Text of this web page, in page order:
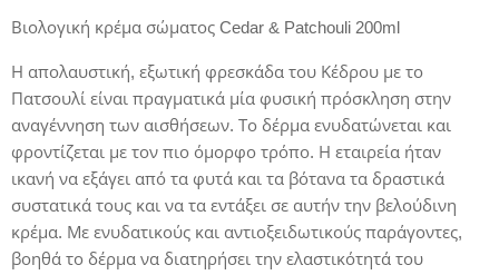
Βιολογική κρέμα σώματος Cedar & Patchouli 200ml
Η απολαυστική, εξωτική φρεσκάδα του Κέδρου με το
Πατσουλί είναι πραγματικά μία φυσική πρόσκληση στην
αναγέννηση των αισθήσεων. Το δέρμα ενυδατώνεται και
φροντίζεται με τον πιο όμορφο τρόπο. Η εταιρεία ήταν
ικανή να εξάγει από τα φυτά και τα βότανα τα δραστικά
συστατικά τους και να τα εντάξει σε αυτήν την βελούδινη
κρέμα. Με ενυδατικούς και αντιοξειδωτικούς παράγοντες,
βοηθά το δέρμα να διατηρήσει την ελαστικότητά του